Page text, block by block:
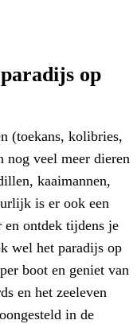
op
(toekans, kolibries,
nog veel meer dieren
kaaimannen,
is er ook een
en ontdek tijdens je
wel het paradijs op
boot en geniet van
en het zeeleven
in de